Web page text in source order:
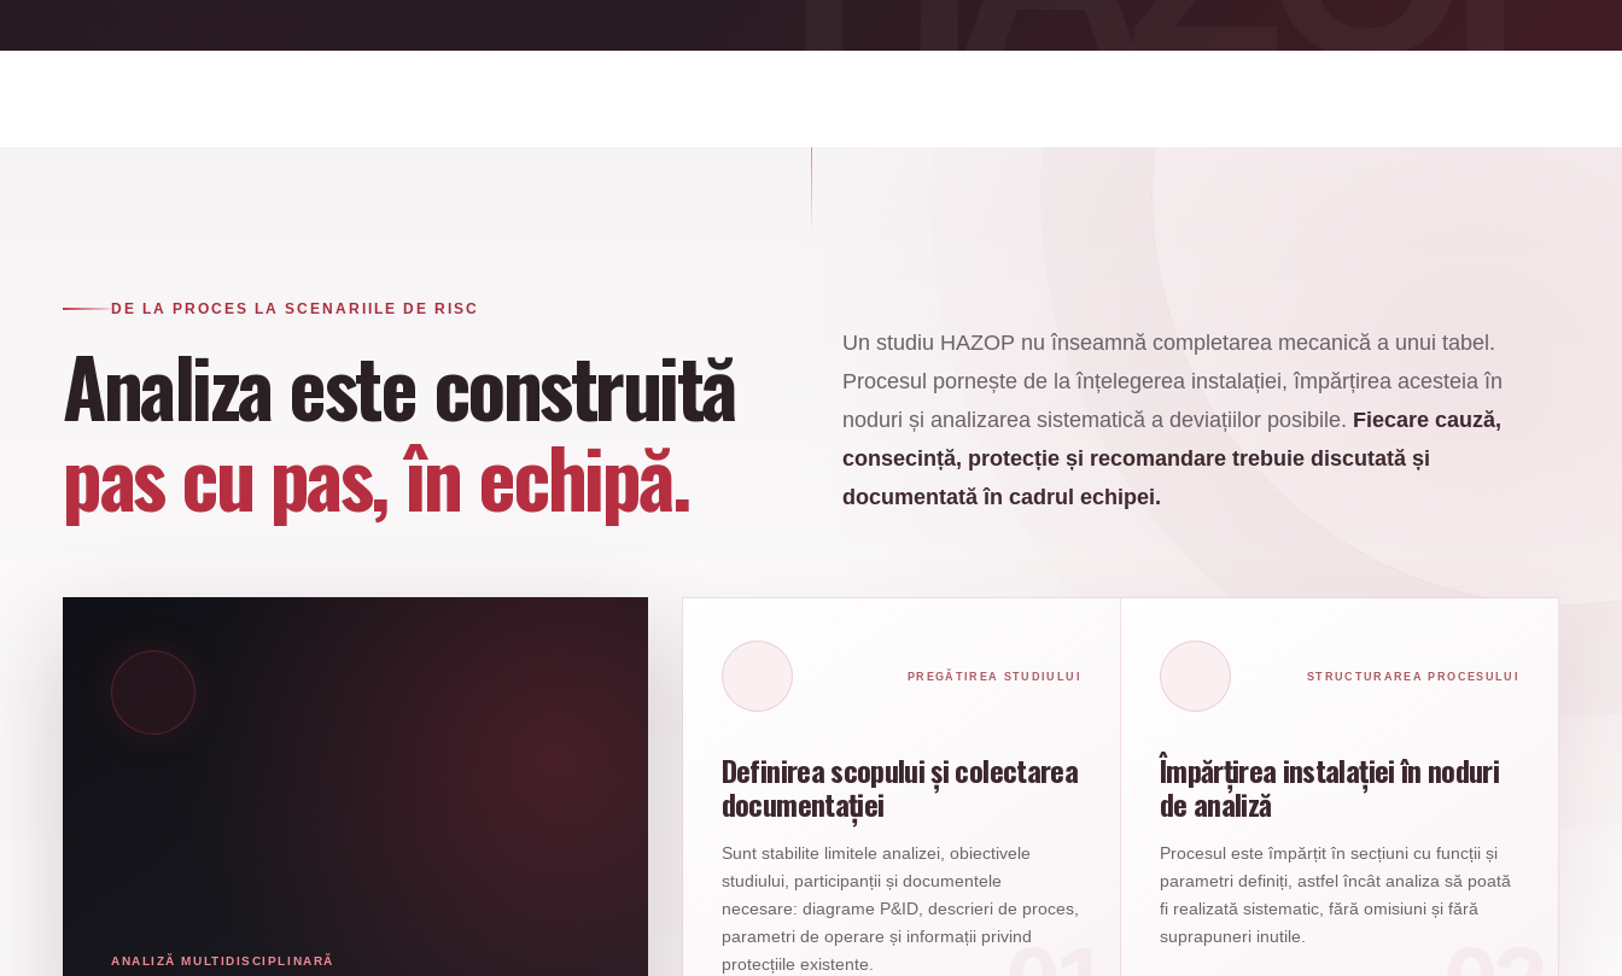
DE LA PROCES LA SCENARIILE DE RISC
Analiza este construită
pas cu pas, în echipă.
Un studiu HAZOP nu înseamnă completarea mecanică a unui tabel.
Procesul pornește de la înțelegerea instalației, împărțirea acesteia în
noduri și analizarea sistematică a deviațiilor posibile. Fiecare cauză,
consecință, protecție și recomandare trebuie discutată și
documentată în cadrul echipei.
ANALIZĂ MULTIDISCIPLINARĂ
PREGĂTIREA STUDIULUI
Definirea scopului și colectarea
documentației
Sunt stabilite limitele analizei, obiectivele
studiului, participanții și documentele
necesare: diagrame P&ID, descrieri de proces,
parametri de operare și informații privind
protecțiile existente.
STRUCTURAREA PROCESULUI
Împărțirea instalației în noduri
de analiză
Procesul este împărțit în secțiuni cu funcții și
parametri definiți, astfel încât analiza să poată
fi realizată sistematic, fără omisiuni și fără
suprapuneri inutile.